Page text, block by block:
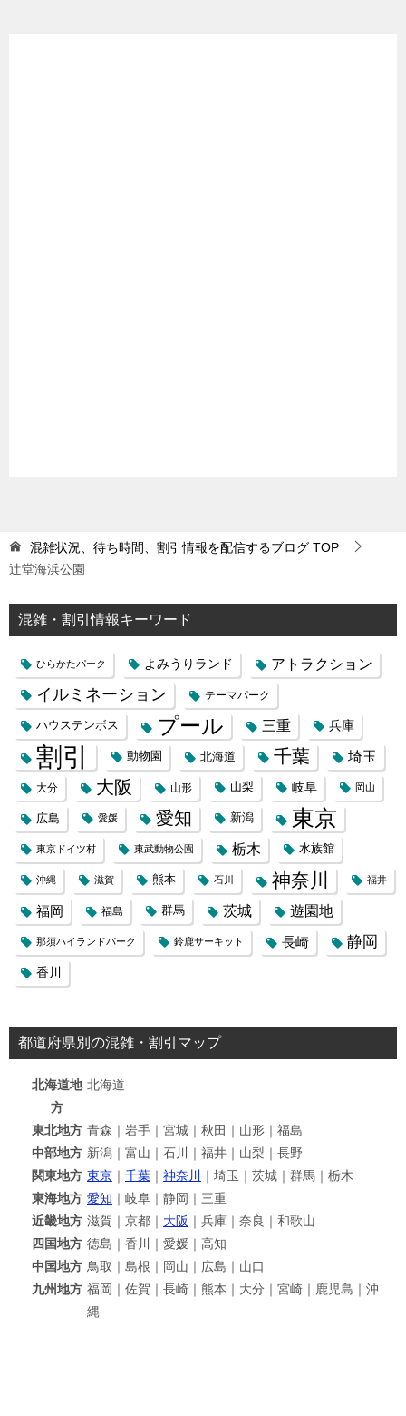
混雑状況、待ち時間、割引情報を配信するブログ TOP
辻堂海浜公園
混雑・割引情報キーワード
ひらかたパーク よみうりランド アトラクション
イルミネーション テーマパーク
ハウステンボス プール 三重 兵庫
割引 動物園 北海道 千葉 埼玉
大分 大阪 山形 山梨 岐阜 岡山
広島 愛媛 愛知 新潟 東京
東京ドイツ村 東武動物公園 栃木 水族館
沖縄 滋賀 熊本 石川 神奈川 福井
福岡 福島 群馬 茨城 遊園地
那須ハイランドパーク 鈴鹿サーキット 長崎 静岡
香川
都道府県別の混雑・割引マップ
北海道地
方
北海道
東北地方 青森｜岩手｜宮城｜秋田｜山形｜福島
中部地方 新潟｜富山｜石川｜福井｜山梨｜長野
関東地方 東京 ｜ 千葉 ｜ 神奈川
｜埼玉｜茨城｜群馬｜栃木
東海地方 愛知 ｜岐阜｜静岡｜三重
近畿地方 滋賀｜京都｜ 大阪 ｜兵庫｜奈良｜和歌山
四国地方 徳島｜香川｜愛媛｜高知
中国地方 鳥取｜島根｜岡山｜広島｜山口
九州地方 福岡｜佐賀｜長崎｜熊本｜大分｜宮崎｜鹿児島｜沖
縄